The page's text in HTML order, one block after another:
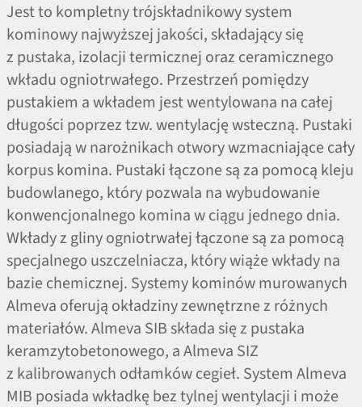
Jest to kompletny trójskładnikowy system
kominowy najwyższej jakości, składający się
z pustaka, izolacji termicznej oraz ceramicznego
wkładu ogniotrwałego. Przestrzeń pomiędzy
pustakiem a wkładem jest wentylowana na całej
długości poprzez tzw. wentylację wsteczną. Pustaki
posiadają w narożnikach otwory wzmacniające cały
korpus komina. Pustaki łączone są za pomocą kleju
budowlanego, który pozwala na wybudowanie
konwencjonalnego komina w ciągu jednego dnia.
Wkłady z gliny ogniotrwałej łączone są za pomocą
specjalnego uszczelniacza, który wiąże wkłady na
bazie chemicznej. Systemy kominów murowanych
Almeva oferują okładziny zewnętrzne z różnych
materiałów. Almeva SIB składa się z pustaka
keramzytobetonowego, a Almeva SIZ
z kalibrowanych odłamków cegieł. System Almeva
MIB posiada wkładkę bez tylnej wentylacji i może